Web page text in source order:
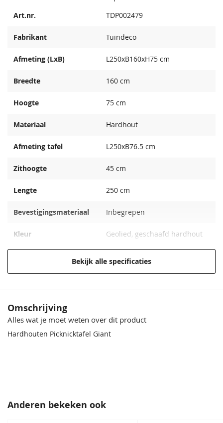
Art.nr. TDP002479
Fabrikant Tuindeco
Afmeting (LxB) L250xB160xH75 cm
Breedte 160 cm
Hoogte 75 cm
Materiaal Hardhout
Afmeting tafel L250xB76.5 cm
Zithoogte 45 cm
Lengte 250 cm
Bevestigingsmateriaal Inbegrepen
Kleur Geolied, geschaafd hardhout
Bekijk alle specificaties
Omschrijving
Alles wat je moet weten over dit product
Hardhouten Picknicktafel Giant
Anderen bekeken ook